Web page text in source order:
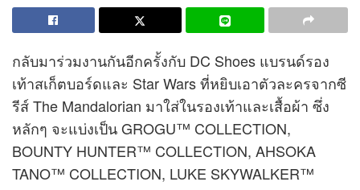
กลับมาร่วมงานกันอีกครั้งกับ DC Shoes แบรนด์รอง
เท้าสเก็ตบอร์ดและ Star Wars ที่หยิบเอาตัวละครจากซี
รีส์ The Mandalorian มาใส่ในรองเท้าและเสื้อผ้า ซึ่ง
หลักๆ จะแบ่งเป็น GROGU™ COLLECTION,
BOUNTY HUNTER™ COLLECTION, AHSOKA
TANO™ COLLECTION, LUKE SKYWALKER™